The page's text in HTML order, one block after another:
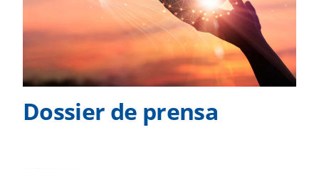
Dossier de prensa